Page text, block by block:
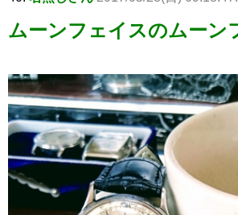
ムーンフェイスのムーン